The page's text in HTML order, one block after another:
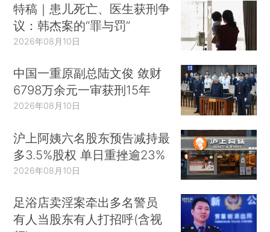
特稿｜患儿死亡、医生获刑争
议：韩杰案的“罪与罚”
2026年08月10日
中国一重原副总陆文俊 敛财
6798万余元一审获刑15年
2026年08月10日
沪上阿姨六名股东预告减持最
多3.5%股权 单日重挫逾23%
2026年08月10日
足浴店卖淫案牵出多名警员
有人当股东有人打招呼(含视